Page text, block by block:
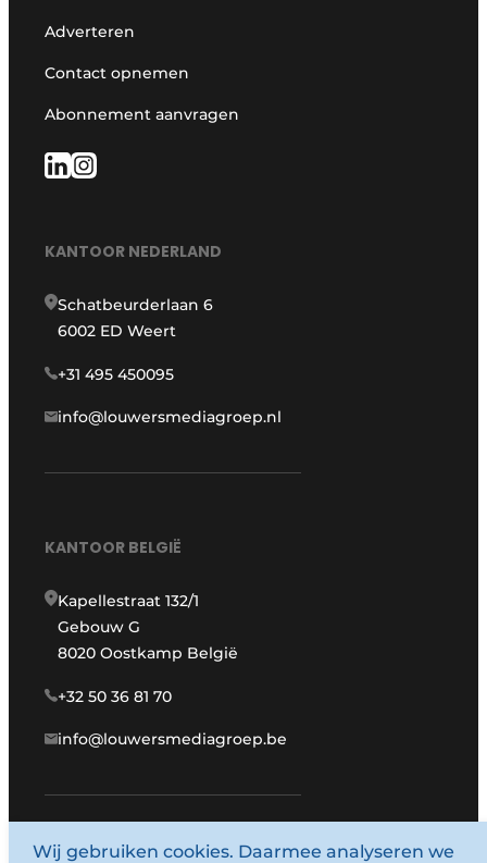
Adverteren
Contact opnemen
Abonnement aanvragen
KANTOOR NEDERLAND
Schatbeurderlaan 6
6002 ED Weert
+31 495 450095
info@louwersmediagroep.nl
KANTOOR BELGIË
Kapellestraat 132/1
Gebouw G
8020 Oostkamp België
+32 50 36 81 70
info@louwersmediagroep.be
www.louwersmediagroep.com
Wij gebruiken cookies. Daarmee analyseren we